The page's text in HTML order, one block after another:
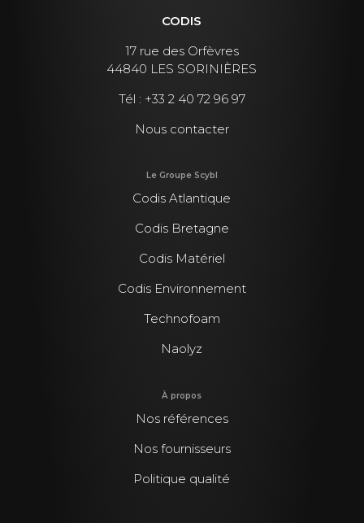
CODIS
17 rue des Orfèvres
44840 LES SORINIÈRES
Tél : +33 2 40 72 96 97
Nous contacter
Le Groupe Scybl
Codis Atlantique
Codis Bretagne
Codis Matériel
Codis Environnement
Technofoam
Naolyz
À propos
Nos références
Nos fournisseurs
Politique qualité